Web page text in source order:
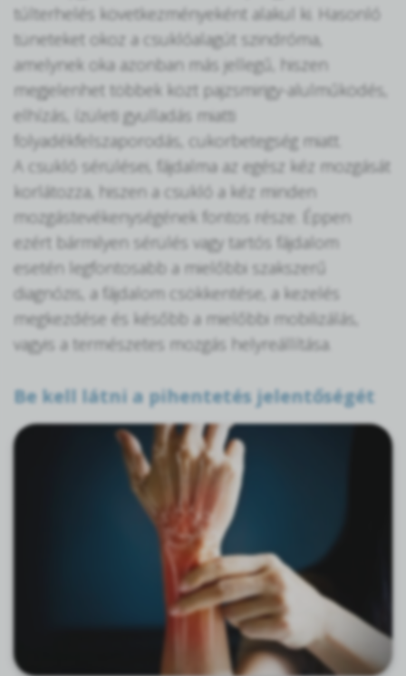
túlterhelés következményeként alakul ki. Hasonló
tüneteket okoz a csuklóalagút szindróma,
amelynek oka azonban más jellegű, hiszen
megjelenhet többek közt pajzsmirigy-alulműködés,
elhízás, ízületi gyulladás miatti
folyadékfelszaporodás, cukorbetegség miatt.
A csukló sérülései, fájdalma az egész kéz mozgását
korlátozza, hiszen a csukló a kéz minden
mozgástevékenységének fontos része. Éppen
ezért bármilyen sérülés vagy tartós fájdalom
esetén legfontosabb a mielőbbi szakszerű
diagnózis, a fájdalom csökkentése, a kezelés
megkezdése és később a mielőbbi mobilizálás,
vagyis a természetes mozgás helyreállítása.
Be kell látni a pihentetés jelentőségét